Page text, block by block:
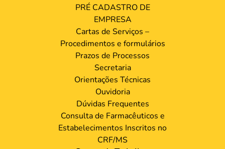
PRÉ CADASTRO DE
EMPRESA
Cartas de Serviços –
Procedimentos e formulários
Prazos de Processos
Secretaria
Orientações Técnicas
Ouvidoria
Dúvidas Frequentes
Consulta de Farmacêuticos e
Estabelecimentos Inscritos no
CRF/MS